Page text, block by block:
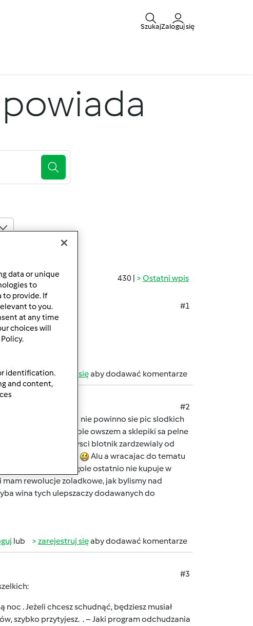
SzukajZaloguj się
430 | Ostatni wpis
#1
lub zarejestruj sięaby dodawać komentarze
#2
Juniorowi dlaczego nie powinno sie pic slodkich
ale koledzy w szkole owszem a sklepiki sa pelne
jak facet czysci blotnik zardzewialy od
pije takich swinstw
Alu a wracajac do tematu
a tak w ogole ostatnio nie kupuje w
mam rewolucje zoladkowe, jak bylismy nad
wina tych ulepszaczy dodawanych do
lub zarejestruj sięaby dodawać komentarze
#3
. Jeżeli chcesz schudnąć, będziesz musiał
szybko przytyjesz. . – Jaki program odchudzania
data or unique
to
to provide. If
to you.
at any time
choices will
identification.
and content,